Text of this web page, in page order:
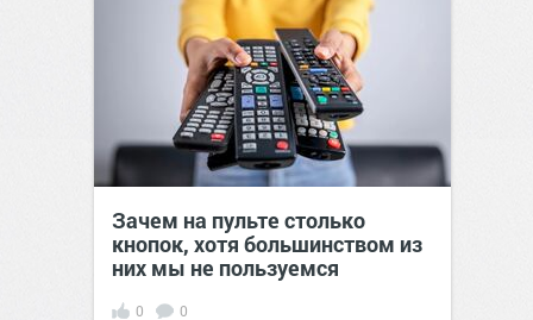
Зачем на пульте столько
кнопок, хотя большинством из
них мы не пользуемся
0 0